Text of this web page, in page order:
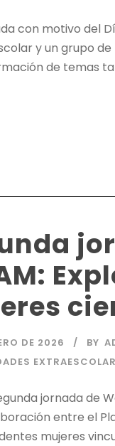
con motivo del
y un grupo de
de temas
DE 2026 BY
jornada de
entre el
mujeres